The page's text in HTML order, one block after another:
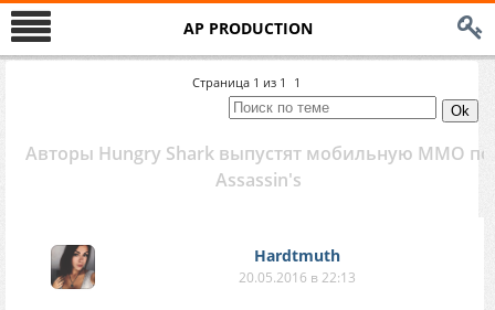
AP PRODUCTION
Страница 1 из 1 1
Авторы Hungry Shark выпустят мобильную MMO по
Assassin's
Hardtmuth
20.05.2016 в 22:13